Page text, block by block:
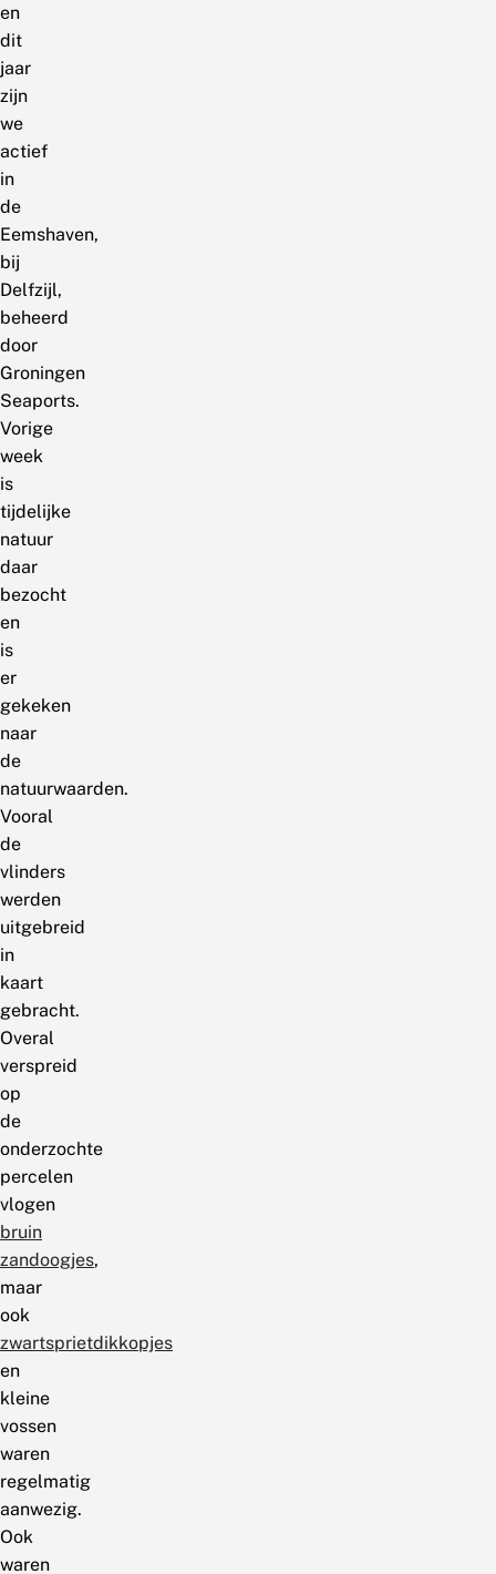
en
dit
jaar
zijn
we
actief
in
de
Eemshaven,
bij
Delfzijl,
beheerd
door
Groningen
Seaports.
Vorige
week
is
tijdelijke
natuur
daar
bezocht
en
is
er
gekeken
naar
de
natuurwaarden.
Vooral
de
vlinders
werden
uitgebreid
in
kaart
gebracht.
Overal
verspreid
op
de
onderzochte
percelen
vlogen
bruin
zandoogjes,
maar
ook
zwartsprietdikkopjes
en
kleine
vossen
waren
regelmatig
aanwezig.
Ook
waren